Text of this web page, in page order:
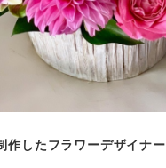
作したフラワーデザイナー